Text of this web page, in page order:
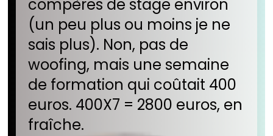
compères de stage environ
(un peu plus ou moins je ne
sais plus). Non, pas de
woofing, mais une semaine
de formation qui coûtait 400
euros. 400X7 = 2800 euros, en
fraîche.